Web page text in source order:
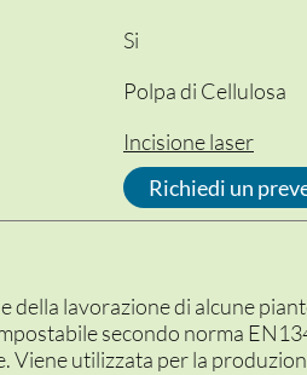
Si
Polpa di Cellulosa
Incisione laser
Richiedi un
della lavorazione di alcune
secondo norma
utilizzata per la